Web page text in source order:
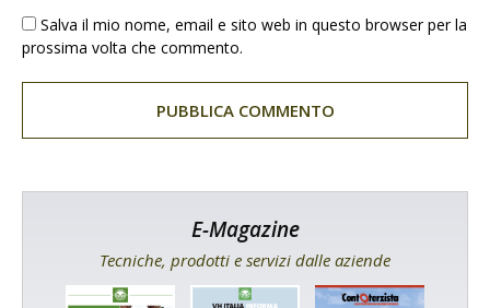
Salva il mio nome, email e sito web in questo browser per la
prossima volta che commento.
E-Magazine
Tecniche, prodotti e servizi dalle aziende